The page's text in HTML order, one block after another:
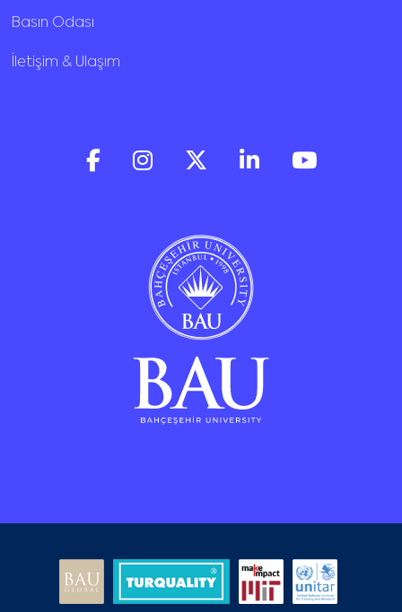
Basın Odası
İletişim & Ulaşım